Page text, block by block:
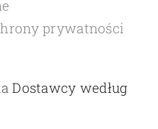
prywatności
Dostawcy według